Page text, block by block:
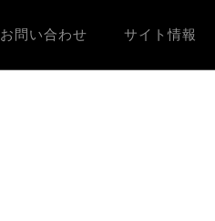
お問い合わせ サイト情報